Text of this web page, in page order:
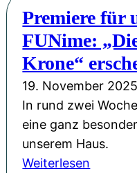
u
b
e
i
m
e
-
A
d
v
e
i
e
d
e
r
K
r
o
n
!
M
a
g
i
Premiere für
FUNime:
Krone“
19. November 2025
In rund zwei
eine ganz
unserem Haus.
Weiterlesen